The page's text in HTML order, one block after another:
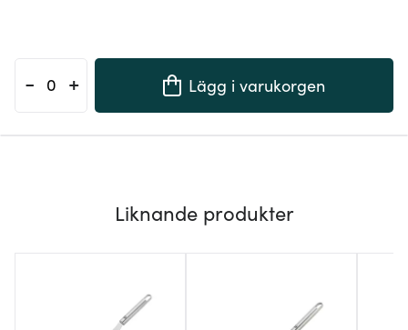
- + Lägg i varukorgen
Liknande produkter